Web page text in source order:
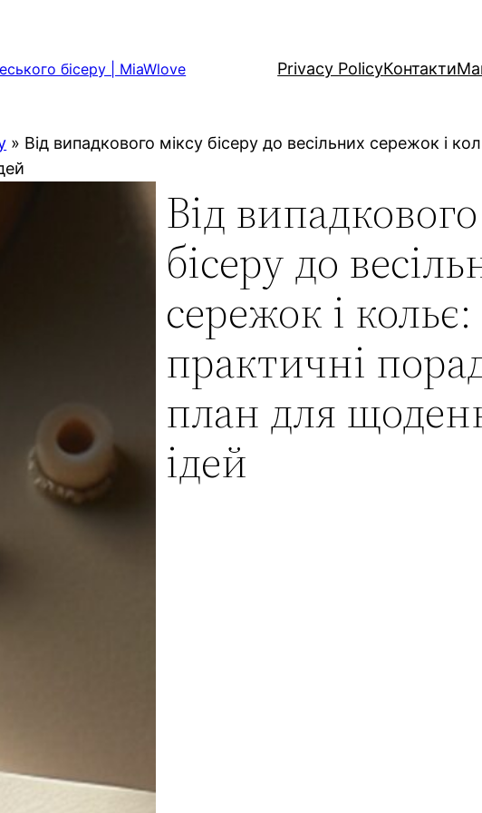
бісеру | MiaWlove Privacy PolicyКонтакти
» Від випадкового міксу бісеру до весільних сережок і
Від
бісеру до
сережок і кольє:
практичні
план для
ідей